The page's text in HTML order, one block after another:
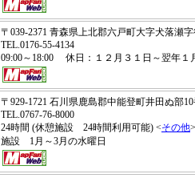
〒039-2371 青森県上北郡六戸町大字犬落瀬
TEL.0176-55-4134
09:00～18:00 休日：１２月３１日～翌年１
〒929-1721 石川県鹿島郡中能登町井田ぬ部
TEL.0767-76-8000
24時間 (休憩施設 24時間利用可能) <その他
施設 1月～3月の水曜日